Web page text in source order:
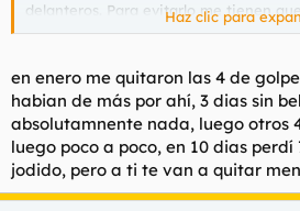
delanteros. Para evitarlo me tienen
en cada lado, hacer en trocitos las
Una semana con los cortes cosidos.
totalmente normal :D " me dice. Claro
ingerir alimentos sólidos sin ningún
GILIPOLLAS...
Haz clic para
en enero me quitaron las 4 de
habian de más por ahí, 3 dias sin
absolutamnente nada, luego otros
luego poco a poco, en 10 dias perdí
jodido, pero a ti te van a quitar